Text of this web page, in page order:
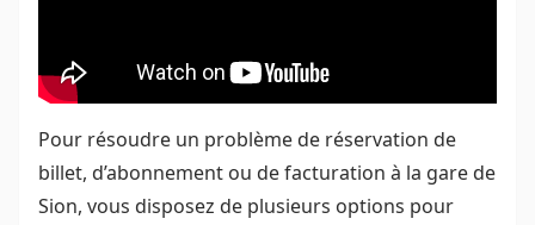
Pour résoudre un problème de réservation de
billet, d’abonnement ou de facturation à la gare de
Sion, vous disposez de plusieurs options pour